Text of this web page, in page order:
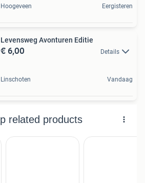
Hoogeveen Eergisteren
Levensweg Avonturen Editie
€ 6,00 Details
Linschoten Vandaag